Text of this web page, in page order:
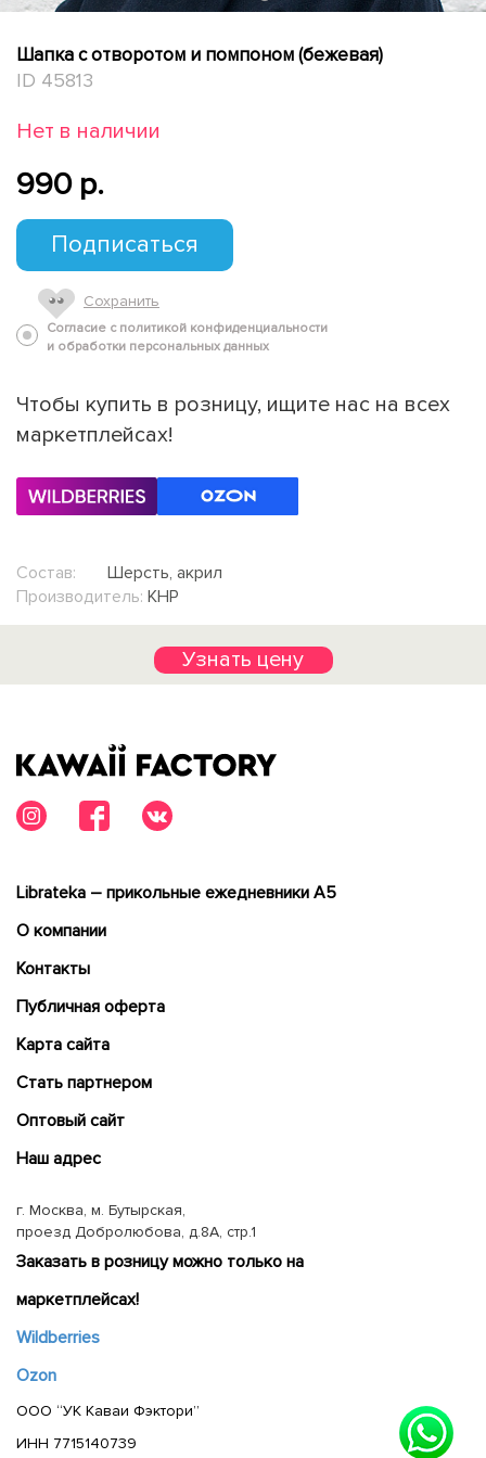
Шапка с отворотом и помпоном (бежевая)
ID 45813
Нет в наличии
990 p.
Подписаться
Сохранить
Согласие с политикой конфиденциальности
и обработки персональных данных
Чтобы купить в розницу, ищите нас на всех
маркетплейсах!
Состав:
Шерсть, акрил
Производитель: КНР
Узнать цену
Librateka – прикольные ежедневники А5
О компании
Контакты
Публичная оферта
Карта сайта
Cтать партнером
Оптовый сайт
Наш адрес
г. Москва, м. Бутырская,
проезд Добролюбова, д.8А, стр.1
Заказать в розницу можно только на
маркетплейсах!
Wildberries
Ozon
ООО “УК Каваи Фэктори”
ИНН 7715140739